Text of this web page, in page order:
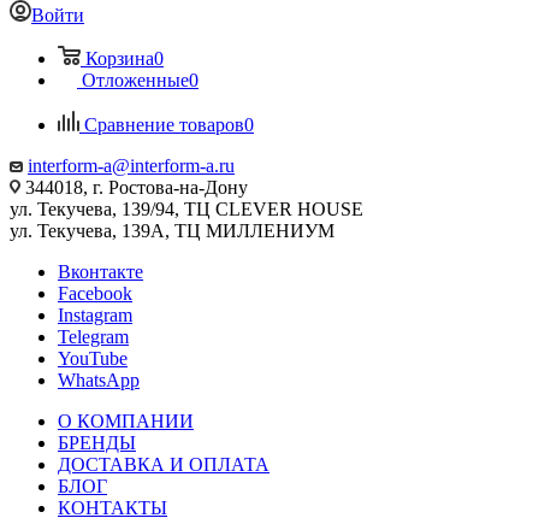
Войти
Корзина0
Отложенные0
Сравнение товаров0
interform-a@interform-a.ru
344018, г. Ростова-на-Дону
ул. Текучева, 139/94, ТЦ CLEVER HOUSE
ул. Текучева, 139А, ТЦ МИЛЛЕНИУМ
Вконтакте
Facebook
Instagram
Telegram
YouTube
WhatsApp
О КОМПАНИИ
БРЕНДЫ
ДОСТАВКА И ОПЛАТА
БЛОГ
КОНТАКТЫ